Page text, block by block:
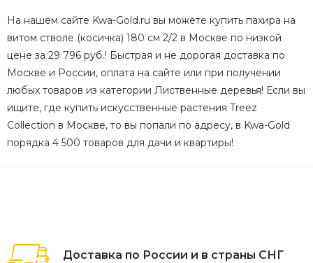
На нашем сайте Kwa-Gold.ru вы можете купить пахира на
витом стволе (косичка) 180 см 2/2 в Москве по низкой
цене за 29 796 руб.! Быстрая и не дорогая доставка по
Москве и России, оплата на сайте или при получении
любых товаров из категории Лиственные деревья! Если вы
ищите, где купить искусственные растения Treez
Collection в Москве, то вы попали по адресу, в Kwa-Gold
порядка 4 500 товаров для дачи и квартиры!
Доставка по России и в страны СНГ